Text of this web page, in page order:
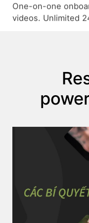
One-on-one
videos. Unlimited